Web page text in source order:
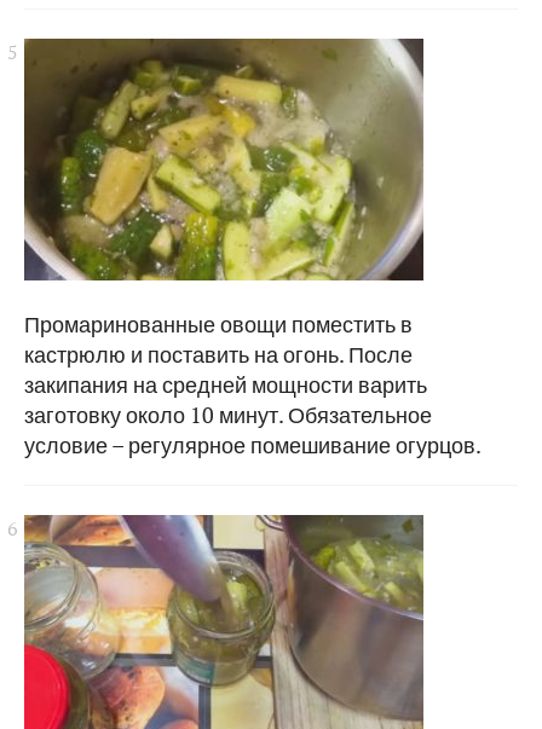
Промаринованные овощи поместить в
кастрюлю и поставить на огонь. После
закипания на средней мощности варить
заготовку около 10 минут. Обязательное
условие – регулярное помешивание огурцов.